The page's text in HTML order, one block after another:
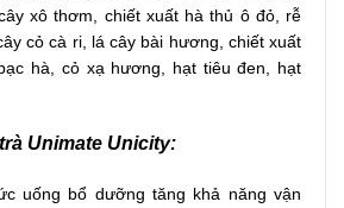
xô thơm, chiết xuất hà thủ ô đỏ, rễ
cỏ cà ri, lá cây bài hương, chiết xuất
hà, cỏ xạ hương, hạt tiêu đen, hạt
Unimate Unicity:
uống bổ dưỡng tăng khả năng vận